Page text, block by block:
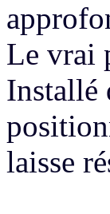
Le vrai
Installé
laisse